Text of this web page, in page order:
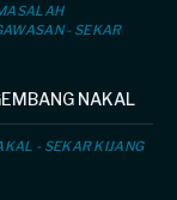
- SEKAR
NAKAL
- SEKAR KIJANG